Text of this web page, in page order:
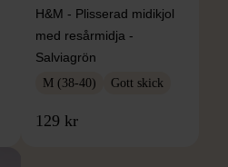
H&M - Plisserad midikjol
med resårmidja -
Salviagrön
M (38-40) Gott skick
129 kr